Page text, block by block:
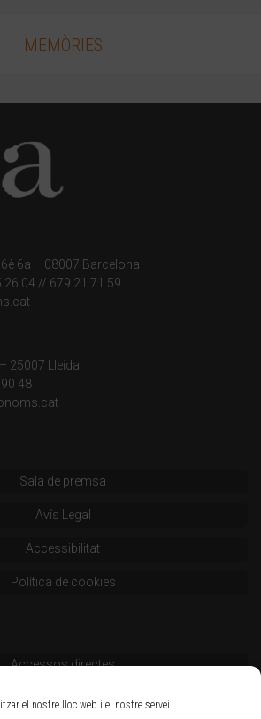
el nostre lloc web i el nostre servei.
MEMÒRIES
6a – 08007 Barcelona
26 04 // 679 21 71 59
25007 Lleida
48
Sala de premsa
Avís Legal
Accessibilitat
Política de cookies
Accessos directes
Codi deontològic